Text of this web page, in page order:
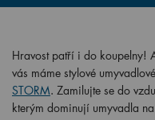
Hravost patří i do koupelny!
vás máme stylové
STORM. Zamilujte se do
kterým dominují umyvadla